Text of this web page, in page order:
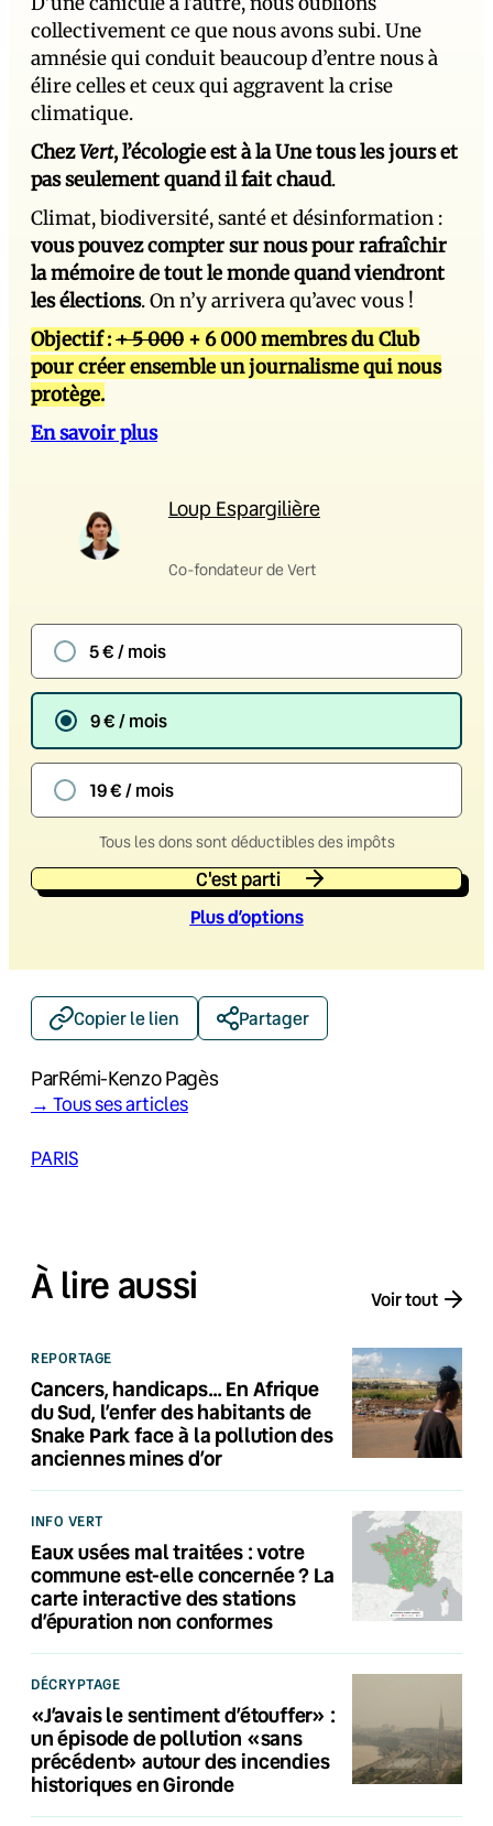
collectivement ce que nous avons subi. Une
amnésie qui conduit beaucoup d’entre nous à
élire celles et ceux qui aggravent la crise
climatique.
ChezVert, l’écologie est à la Une tous les jours et
pas seulement quand il fait chaud.
Climat, biodiversité, santé et désinformation :
vous pouvez compter sur nous pour rafraîchir
la mémoire de tout le monde quand viendront
les élections. On n’y arrivera qu’avec vous !
Objectif :+ 5 000 + 6 000 membres du Club
pour créer ensemble un journalisme qui nous
protège.
En savoir plus
Loup Espargilière
Co-fondateur de Vert
5 € / mois
9 € / mois
19 € / mois
Tous les dons sont déductibles des impôts
C'est parti
Plus d’options
Copier le lien Partager
ParRémi-Kenzo Pagès
→ Tous ses articles
PARIS
À lire aussi Voir tout
REPORTAGE
Cancers, handicaps… En Afrique
du Sud, l’enfer des habitants de
Snake Park face à la pollution des
anciennes mines d’or
INFO VERT
Eaux usées mal traitées : votre
commune est-elle concernée ? La
carte interactive des stations
d’épuration non conformes
DÉCRYPTAGE
«J’avais le sentiment d’étouffer» :
un épisode de pollution «sans
précédent» autour des incendies
historiques en Gironde